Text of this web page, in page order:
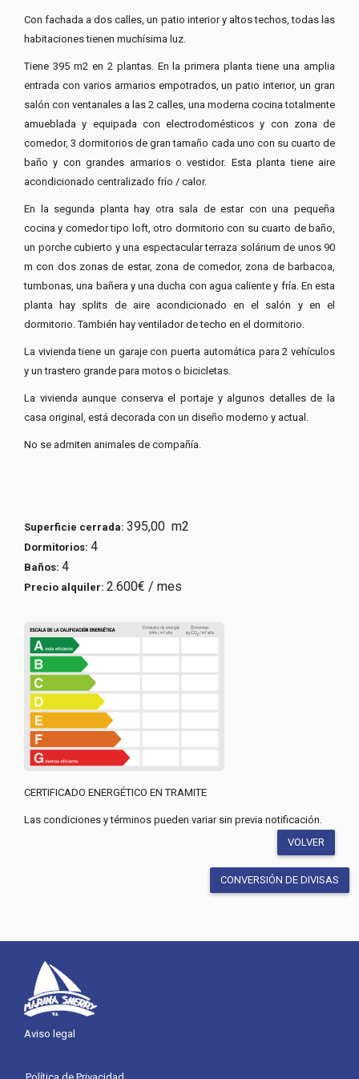
Con fachada a dos calles, un patio interior y altos techos, todas las
habitaciones tienen muchísima luz.
Tiene 395 m2 en 2 plantas. En la primera planta tiene una amplia
entrada con varios armarios empotrados, un patio interior, un gran
salón con ventanales a las 2 calles, una moderna cocina totalmente
amueblada y equipada con electrodomésticos y con zona de
comedor, 3 dormitorios de gran tamaño cada uno con su cuarto de
baño y con grandes armarios o vestidor. Esta planta tiene aire
acondicionado centralizado frío / calor.
En la segunda planta hay otra sala de estar con una pequeña
cocina y comedor tipo loft, otro dormitorio con su cuarto de baño,
un porche cubierto y una espectacular terraza solárium de unos 90
m con dos zonas de estar, zona de comedor, zona de barbacoa,
tumbonas, una bañera y una ducha con agua caliente y fría. En esta
planta hay splits de aire acondicionado en el salón y en el
dormitorio. También hay ventilador de techo en el dormitorio.
La vivienda tiene un garaje con puerta automática para 2 vehículos
y un trastero grande para motos o bicicletas.
La vivienda aunque conserva el portaje y algunos detalles de la
casa original, está decorada con un diseño moderno y actual.
No se admiten animales de compañía.
Superficie cerrada: 395,00 m2
Dormitorios: 4
Baños: 4
Precio alquiler: 2.600€ / mes
CERTIFICADO ENERGÉTICO EN TRAMITE
Las condiciones y términos pueden variar sin previa notificación.
VOLVER
CONVERSIÓN DE DIVISAS
Aviso legal